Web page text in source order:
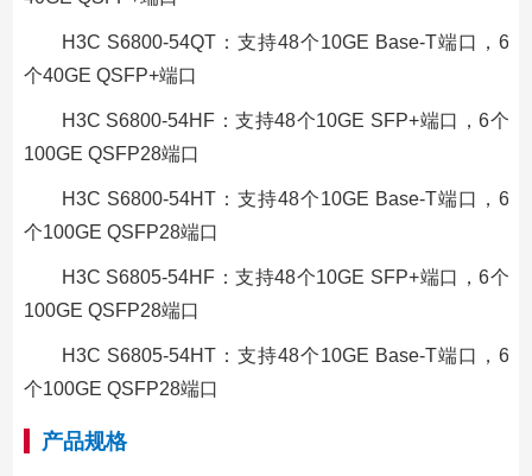
H3C S6800-54QT：支持48个10GE Base-T端口，6
个40GE QSFP+端口
H3C S6800-54HF：支持48个10GE SFP+端口，6个
100GE QSFP28端口
H3C S6800-54HT：支持48个10GE Base-T端口，6
个100GE QSFP28端口
H3C S6805-54HF：支持48个10GE SFP+端口，6个
100GE QSFP28端口
H3C S6805-54HT：支持48个10GE Base-T端口，6
个100GE QSFP28端口
产品规格